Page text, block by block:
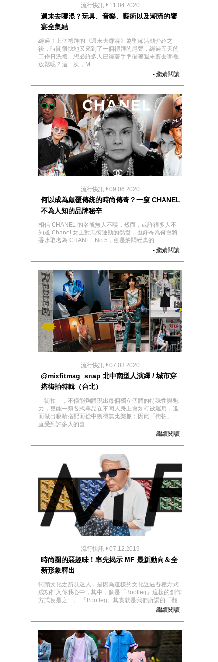
流行快訊 11.04.2020
週末去哪混？玩具、音樂、藝術以及潮流的饗
宴全集結
經過了上個禮拜的《週末去哪混》萬聖節活動介紹之
後，時間很快地又來到了一個禮拜的尾聲，經過五天的
工作日洗禮，想必許多人已經著手準備著週末要去哪裡
放鬆呢？這一次，M...
- 繼續閱讀
流行快訊 09.06.2020
何以成為顛覆傳統的時尚傳奇？一窺 CHANEL
不為人知的品牌秘辛
相信 CHANEL 的名號無人不曉，然而，或許很多人不
知道 Chanel 女士對馬術運動的熱愛，也好奇為何會將
香水取名為 CHANEL No.5，更是納悶經典的...
- 繼續閱讀
流行快訊 07.03.2020
@mixfitmag_snap 北中南型人演繹 / 城市穿
搭街拍特輯（台北）
「街拍」，不僅能夠體現出每個獨立個體的特殊性與魅
力，更能一窺各式單品在不同人身上會如何被運用，進
而做出吸睛搭配而從中獲得無比樂趣；因此「街拍」一
直受到許多人的喜...
- 繼續閱讀
流行快訊 07.12.2019
時尚圈的惡趣味！率先揭示 MF 最新動向＆全
新形象釋出
街頭文化之所以迷人，是因為這樣的文化透過各種方式
成功打入你我心中，其中，像是「Bootleg」這樣的創作
方式便是之一。 「Bootleg」其實就是我們所謂的「翻...
- 繼續閱讀